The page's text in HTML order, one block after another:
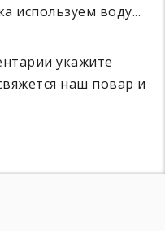
используем воду...
укажите
наш повар и